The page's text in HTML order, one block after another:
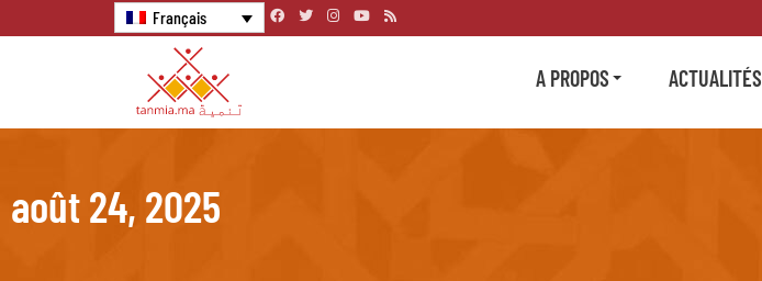
Français
A PROPOS ACTUALITÉS
août 24, 2025